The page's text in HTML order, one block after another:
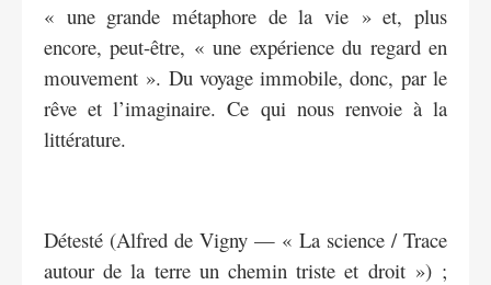
« une grande métaphore de la vie » et, plus
encore, peut-être, « une expérience du regard en
mouvement ». Du voyage immobile, donc, par le
rêve et l’imaginaire. Ce qui nous renvoie à la
littérature.
Détesté (Alfred de Vigny ­— « La science / Trace
autour de la terre un chemin triste et droit ») ;